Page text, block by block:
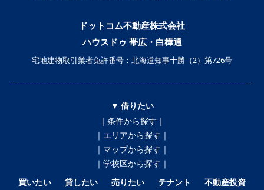
ドットコム不動産株式会社
ハウスドゥ 帯広・白樺通
宅地建物取引業者免許番号：北海道知事十勝（2）第726号
▼ 借りたい
｜条件から探す｜
｜エリアから探す｜
｜マップから探す｜
｜学校区から探す｜
買いたい
貸したい 売りたい テナント
不動産投資